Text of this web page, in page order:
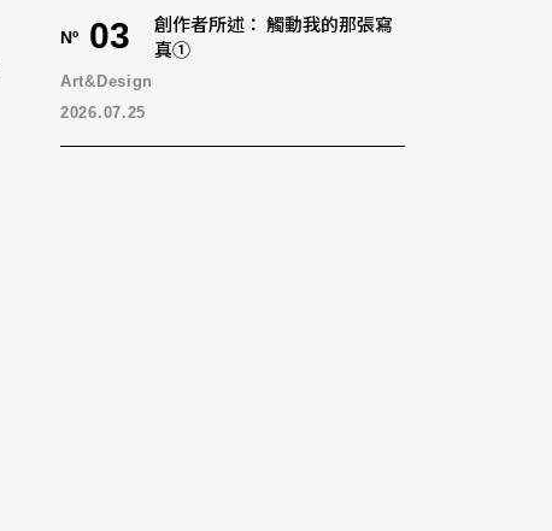
Nº 03
創作者所述： 觸動我的那張寫
真①
Art&Design
2026.07.25